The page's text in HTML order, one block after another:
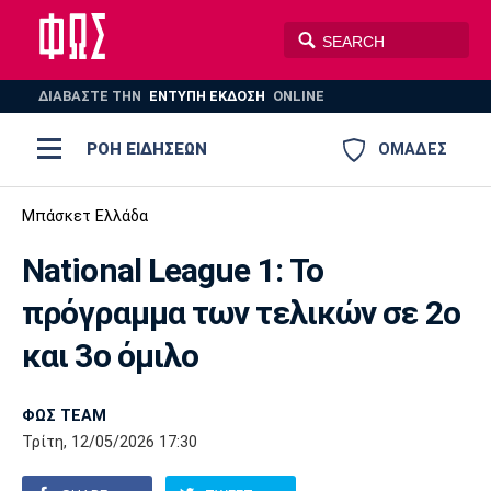
ΔΙΑΒΑΣΤΕ THN ΕΝΤΥΠΗ ΕΚΔΟΣΗ ONLINE
ΟΜΑΔΕΣ
ΡΟΗ ΕΙΔΗΣΕΩΝ
ΠΟΔΟΣΦΑΙΡΟ
ΠΟΛΟ
AUTO-MOTO
Ποδόσφαιρο
Super League 1
Super League 2
Ελλάδα
Μπάσκετ
Ελλάδα
EuroLeague
Ολυμπιακοί Αγώνες
Πόλο
Ολυμπιακός ΑΕΚ ΠΑΟΚ
Παναθηναϊκός
Μπάσκετ Ελλάδα
National League 1: Το
πρόγραμμα των τελικών σε 2ο
και 3ο όμιλο
ΦΩΣ TEAM
Τρίτη, 12/05/2026 17:30